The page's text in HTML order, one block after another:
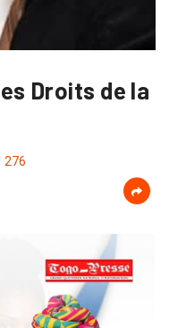
Droits de la
276